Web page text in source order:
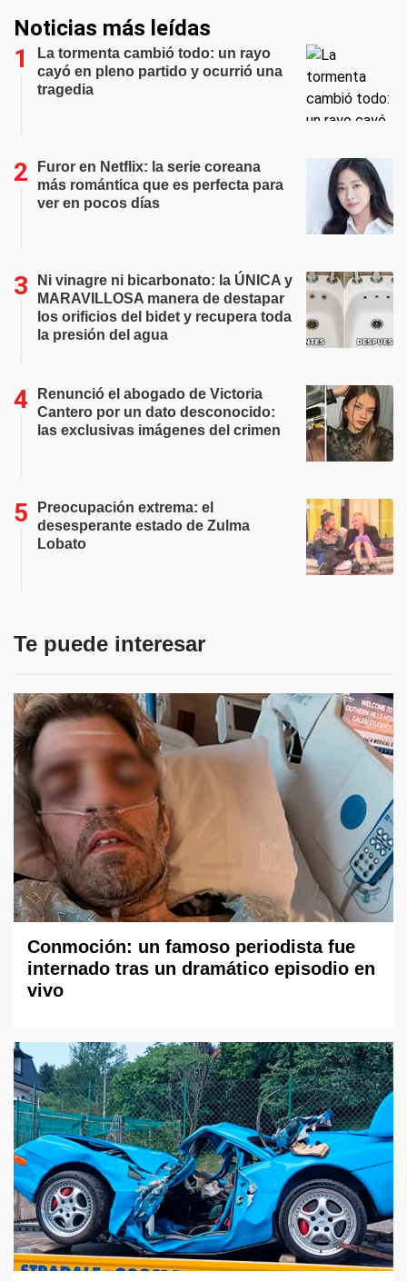
Noticias más leídas
La tormenta cambió todo: un rayo
cayó en pleno partido y ocurrió una
tragedia
Furor en Netflix: la serie coreana
más romántica que es perfecta para
ver en pocos días
Ni vinagre ni bicarbonato: la ÚNICA y
MARAVILLOSA manera de destapar
los orificios del bidet y recupera toda
la presión del agua
Renunció el abogado de Victoria
Cantero por un dato desconocido:
las exclusivas imágenes del crimen
Preocupación extrema: el
desesperante estado de Zulma
Lobato
Te puede interesar
Conmoción: un famoso periodista fue
internado tras un dramático episodio en
vivo